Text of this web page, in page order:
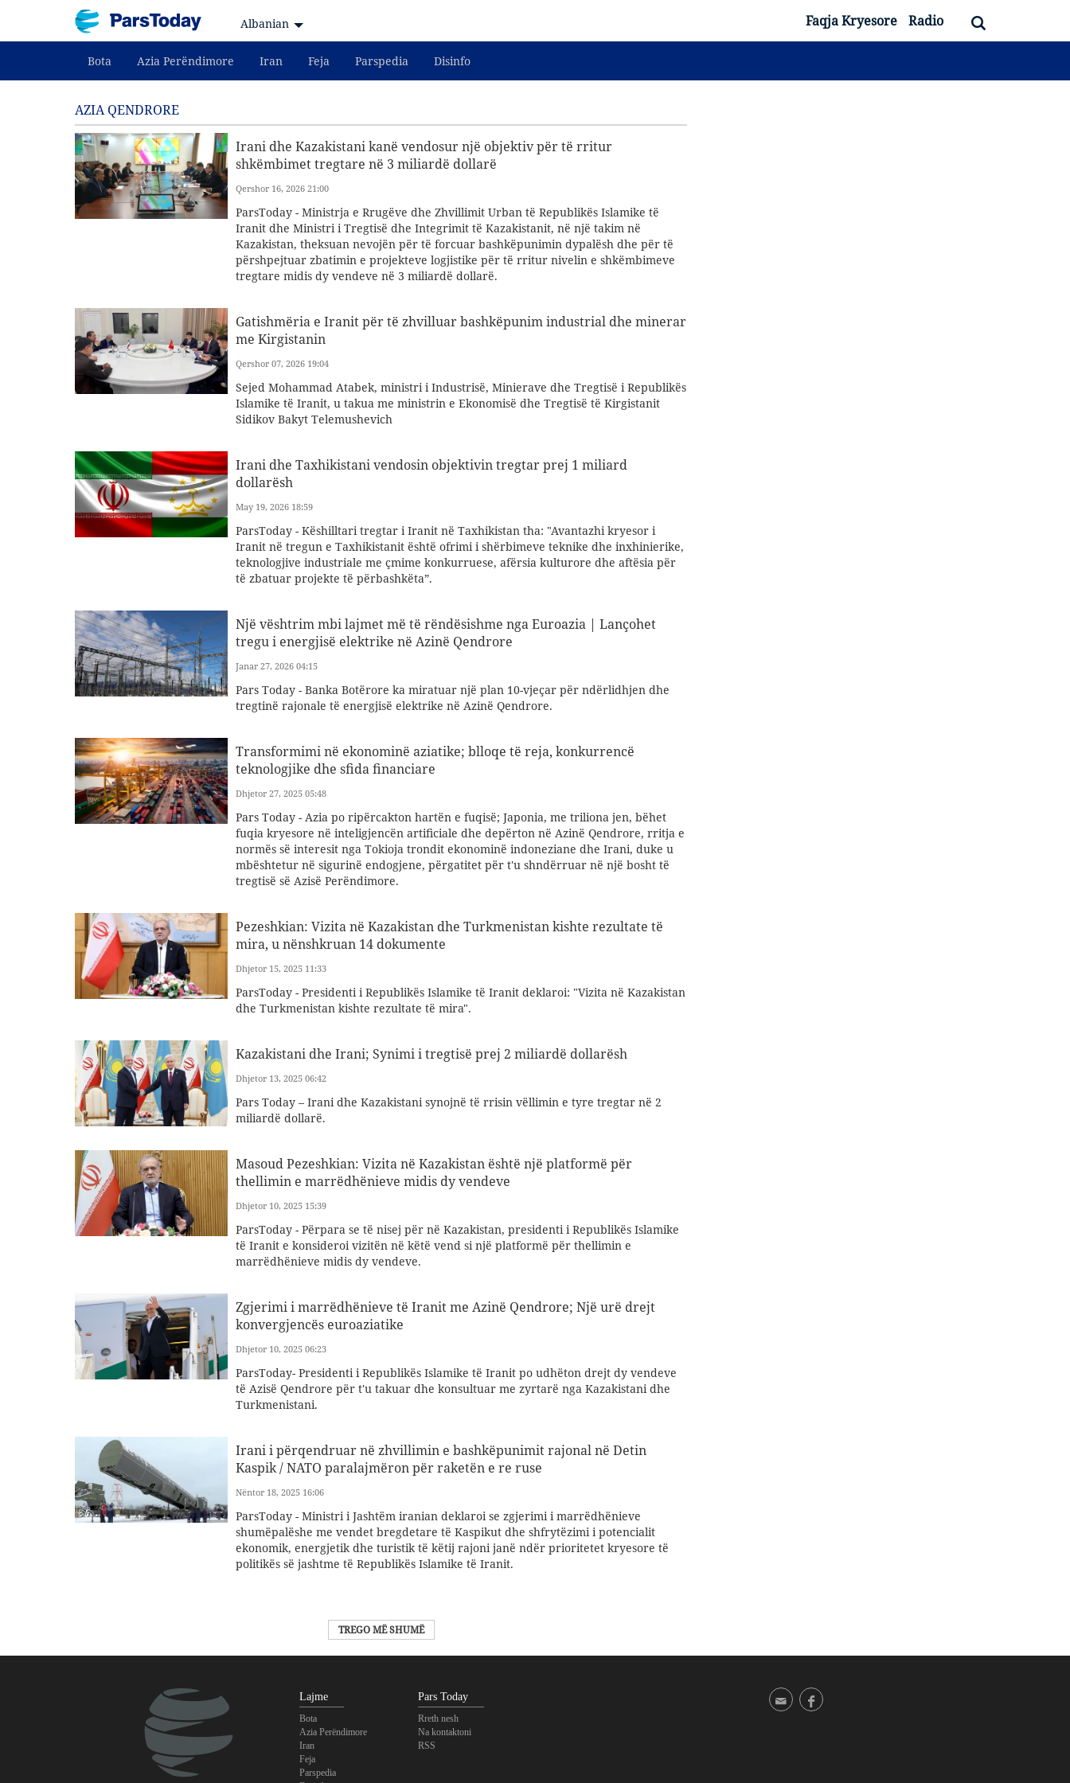
Albanian Faqja Kryesore Radio
Bota Azia Perëndimore Iran Feja Parspedia Disinfo
AZIA QENDRORE
Irani dhe Kazakistani kanë vendosur një objektiv për të rritur
shkëmbimet tregtare në 3 miliardë dollarë
Qershor 16, 2026 21:00
ParsToday - Ministrja e Rrugëve dhe Zhvillimit Urban të Republikës Islamike të
Iranit dhe Ministri i Tregtisë dhe Integrimit të Kazakistanit, në një takim në
Kazakistan, theksuan nevojën për të forcuar bashkëpunimin dypalësh dhe për të
përshpejtuar zbatimin e projekteve logjistike për të rritur nivelin e shkëmbimeve
tregtare midis dy vendeve në 3 miliardë dollarë.
Gatishmëria e Iranit për të zhvilluar bashkëpunim industrial dhe minerar
me Kirgistanin
Qershor 07, 2026 19:04
Sejed Mohammad Atabek, ministri i Industrisë, Minierave dhe Tregtisë i Republikës
Islamike të Iranit, u takua me ministrin e Ekonomisë dhe Tregtisë të Kirgistanit
Sidikov Bakyt Telemushevich
Irani dhe Taxhikistani vendosin objektivin tregtar prej 1 miliard
dollarësh
May 19, 2026 18:59
ParsToday - Këshilltari tregtar i Iranit në Taxhikistan tha: "Avantazhi kryesor i
Iranit në tregun e Taxhikistanit është ofrimi i shërbimeve teknike dhe inxhinierike,
teknologjive industriale me çmime konkurruese, afërsia kulturore dhe aftësia për
të zbatuar projekte të përbashkëta”.
Një vështrim mbi lajmet më të rëndësishme nga Euroazia | Lançohet
tregu i energjisë elektrike në Azinë Qendrore
Janar 27, 2026 04:15
Pars Today - Banka Botërore ka miratuar një plan 10-vjeçar për ndërlidhjen dhe
tregtinë rajonale të energjisë elektrike në Azinë Qendrore.
Transformimi në ekonominë aziatike; blloqe të reja, konkurrencë
teknologjike dhe sfida financiare
Dhjetor 27, 2025 05:48
Pars Today - Azia po ripërcakton hartën e fuqisë; Japonia, me triliona jen, bëhet
fuqia kryesore në inteligjencën artificiale dhe depërton në Azinë Qendrore, rritja e
normës së interesit nga Tokioja trondit ekonominë indoneziane dhe Irani, duke u
mbështetur në sigurinë endogjene, përgatitet për t'u shndërruar në një bosht të
tregtisë së Azisë Perëndimore.
Pezeshkian: Vizita në Kazakistan dhe Turkmenistan kishte rezultate të
mira, u nënshkruan 14 dokumente
Dhjetor 15, 2025 11:33
ParsToday - Presidenti i Republikës Islamike të Iranit deklaroi: "Vizita në Kazakistan
dhe Turkmenistan kishte rezultate të mira".
Kazakistani dhe Irani; Synimi i tregtisë prej 2 miliardë dollarësh
Dhjetor 13, 2025 06:42
Pars Today – Irani dhe Kazakistani synojnë të rrisin vëllimin e tyre tregtar në 2
miliardë dollarë.
Masoud Pezeshkian: Vizita në Kazakistan është një platformë për
thellimin e marrëdhënieve midis dy vendeve
Dhjetor 10, 2025 15:39
ParsToday - Përpara se të nisej për në Kazakistan, presidenti i Republikës Islamike
të Iranit e konsideroi vizitën në këtë vend si një platformë për thellimin e
marrëdhënieve midis dy vendeve.
Zgjerimi i marrëdhënieve të Iranit me Azinë Qendrore; Një urë drejt
konvergjencës euroaziatike
Dhjetor 10, 2025 06:23
ParsToday- Presidenti i Republikës Islamike të Iranit po udhëton drejt dy vendeve
të Azisë Qendrore për t'u takuar dhe konsultuar me zyrtarë nga Kazakistani dhe
Turkmenistani.
Irani i përqendruar në zhvillimin e bashkëpunimit rajonal në Detin
Kaspik / NATO paralajmëron për raketën e re ruse
Nëntor 18, 2025 16:06
ParsToday - Ministri i Jashtëm iranian deklaroi se zgjerimi i marrëdhënieve
shumëpalëshe me vendet bregdetare të Kaspikut dhe shfrytëzimi i potencialit
ekonomik, energjetik dhe turistik të këtij rajoni janë ndër prioritetet kryesore të
politikës së jashtme të Republikës Islamike të Iranit.
TREGO MË SHUMË
Lajme
Bota
Azia Perëndimore
Iran
Feja
Parspedia
Pars Today
Rreth nesh
Na kontaktoni
RSS